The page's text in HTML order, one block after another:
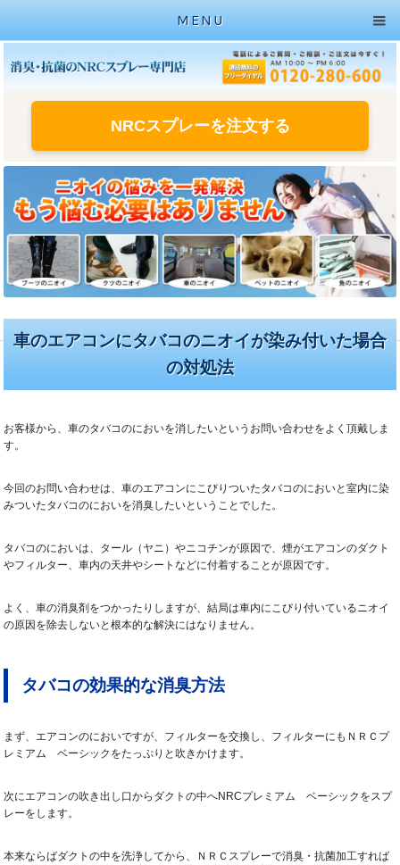
MENU
NRCスプレーを注文する
車のエアコンにタバコのニオイが染み付いた場合
の対処法
お客様から、車のタバコのにおいを消したいというお問い合わせをよく頂戴しま
す。
今回のお問い合わせは、車のエアコンにこびりついたタバコのにおいと室内に染
みついたタバコのにおいを消臭したいということでした。
タバコのにおいは、タール（ヤニ）やニコチンが原因で、煙がエアコンのダクト
やフィルター、車内の天井やシートなどに付着することが原因です。
よく、車の消臭剤をつかったりしますが、結局は車内にこびり付いているニオイ
の原因を除去しないと根本的な解決にはなりません。
タバコの効果的な消臭方法
まず、エアコンのにおいですが、フィルターを交換し、フィルターにもＮＲＣプ
レミアム ベーシックをたっぷりと吹きかけます。
次にエアコンの吹き出し口からダクトの中へNRCプレミアム ベーシックをスプ
レーをします。
本来ならばダクトの中を洗浄してから、ＮＲＣスプレーで消臭・抗菌加工すれば